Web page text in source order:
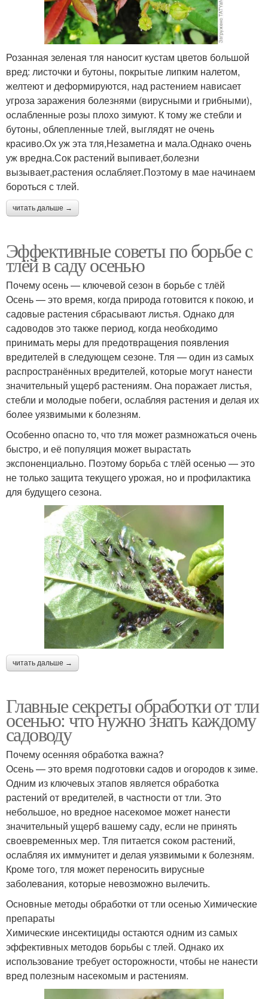
Розанная зеленая тля наносит кустам цветов большой
вред: листочки и бутоны, покрытые липким налетом,
желтеют и деформируются, над растением нависает
угроза заражения болезнями (вирусными и грибными),
ослабленные розы плохо зимуют. К тому же стебли и
бутоны, облепленные тлей, выглядят не очень
красиво.Ох уж эта тля,Незаметна и мала.Однако очень
уж вредна.Сок растений выпивает,болезни
вызывает,растения ослабляет.Поэтому в мае начинаем
бороться с тлей.
читать дальше →
Эффективные советы по борьбе с
тлёй в саду осенью
Почему осень — ключевой сезон в борьбе с тлёй
Осень — это время, когда природа готовится к покою, и
садовые растения сбрасывают листья. Однако для
садоводов это также период, когда необходимо
принимать меры для предотвращения появления
вредителей в следующем сезоне. Тля — один из самых
распространённых вредителей, которые могут нанести
значительный ущерб растениям. Она поражает листья,
стебли и молодые побеги, ослабляя растения и делая их
более уязвимыми к болезням.
Особенно опасно то, что тля может размножаться очень
быстро, и её популяция может вырастать
экспоненциально. Поэтому борьба с тлёй осенью — это
не только защита текущего урожая, но и профилактика
для будущего сезона.
читать дальше →
Главные секреты обработки от тли
осенью: что нужно знать каждому
садоводу
Почему осенняя обработка важна?
Осень — это время подготовки садов и огородов к зиме.
Одним из ключевых этапов является обработка
растений от вредителей, в частности от тли. Это
небольшое, но вредное насекомое может нанести
значительный ущерб вашему саду, если не принять
своевременных мер. Тля питается соком растений,
ослабляя их иммунитет и делая уязвимыми к болезням.
Кроме того, тля может переносить вирусные
заболевания, которые невозможно вылечить.
Основные методы обработки от тли осенью Химические
препараты
Химические инсектициды остаются одним из самых
эффективных методов борьбы с тлей. Однако их
использование требует осторожности, чтобы не нанести
вред полезным насекомым и растениям.